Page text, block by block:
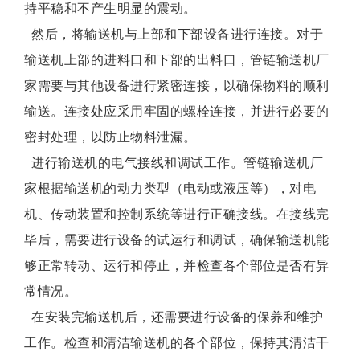
持平稳和不产生明显的震动。
然后，将输送机与上部和下部设备进行连接。对于
输送机上部的进料口和下部的出料口，管链输送机厂
家需要与其他设备进行紧密连接，以确保物料的顺利
输送。连接处应采用牢固的螺栓连接，并进行必要的
密封处理，以防止物料泄漏。
进行输送机的电气接线和调试工作。管链输送机厂
家根据输送机的动力类型（电动或液压等），对电
机、传动装置和控制系统等进行正确接线。在接线完
毕后，需要进行设备的试运行和调试，确保输送机能
够正常转动、运行和停止，并检查各个部位是否有异
常情况。
在安装完输送机后，还需要进行设备的保养和维护
工作。检查和清洁输送机的各个部位，保持其清洁干